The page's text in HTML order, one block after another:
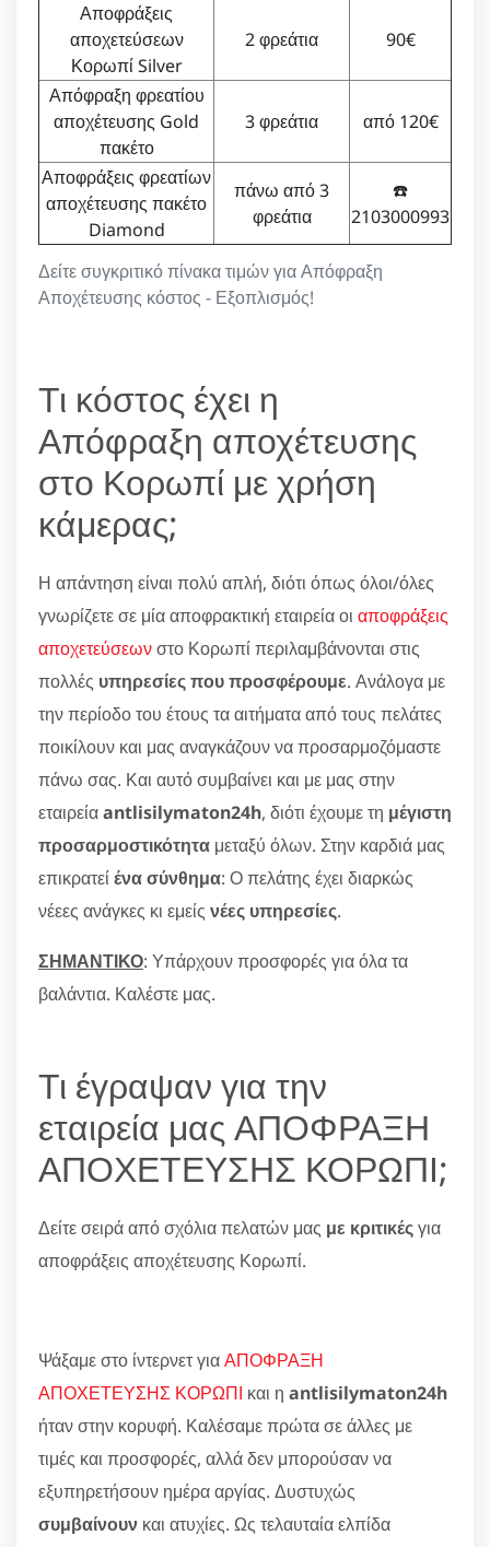
Δείτε συγκριτικό πίνακα τιμών για Απόφραξη
Αποχέτευσης κόστος - Εξοπλισμός!
Αποφράξεις
αποχετεύσεων
Κορωπί Silver
2 φρεάτια 90€
Απόφραξη φρεατίου
αποχέτευσης Gold
πακέτο
3 φρεάτια από 120€
Αποφράξεις φρεατίων
αποχέτευσης πακέτο
Diamond
πάνω από 3
φρεάτια
☎️
2103000993
Τι κόστος έχει η
Απόφραξη αποχέτευσης
στο Κορωπί με χρήση
κάμερας;
Η απάντηση είναι πολύ απλή, διότι όπως όλοι/όλες
γνωρίζετε σε μία αποφρακτική εταιρεία οι αποφράξεις
αποχετεύσεωνστο Κορωπί περιλαμβάνονται στις
πολλές υπηρεσίες που προσφέρουμε. Ανάλογα με
την περίοδο του έτους τα αιτήματα από τους πελάτες
ποικίλουν και μας αναγκάζουν να προσαρμοζόμαστε
πάνω σας. Και αυτό συμβαίνει και με μας στην
εταιρείαantlisilymaton24h, διότι έχουμε τη μέγιστη
προσαρμοστικότητα μεταξύ όλων. Στην καρδιά μας
επικρατείένα σύνθημα: Ο πελάτης έχει διαρκώς
νέεες ανάγκες κι εμείς νέες υπηρεσίες.
ΣΗΜΑΝΤΙΚΟ: Υπάρχουν προσφορές για όλα τα
βαλάντια. Καλέστε μας.
Τι έγραψαν για την
εταιρεία μας ΑΠΟΦΡΑΞΗ
ΑΠΟΧΕΤΕΥΣΗΣ ΚΟΡΩΠΙ;
Δείτε σειρά από σχόλια πελατών μας με κριτικέςγια
αποφράξεις αποχέτευσης Κορωπί.
Ψάξαμε στο ίντερνετ γιαΑΠΟΦΡΑΞΗ
ΑΠΟΧΕΤΕΥΣΗΣ ΚΟΡΩΠΙ και η antlisilymaton24h
ήταν στην κορυφή. Καλέσαμε πρώτα σε άλλες με
τιμές και προσφορές, αλλά δεν μπορούσαν να
εξυπηρετήσουν ημέρα αργίας. Δυστυχώς
συμβαίνουν και ατυχίες. Ως τελαυταία ελπίδα